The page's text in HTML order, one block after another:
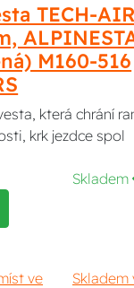
TECH-
M160-516
která chrání
krk jezdce spol
Skladem
ve
Skladem